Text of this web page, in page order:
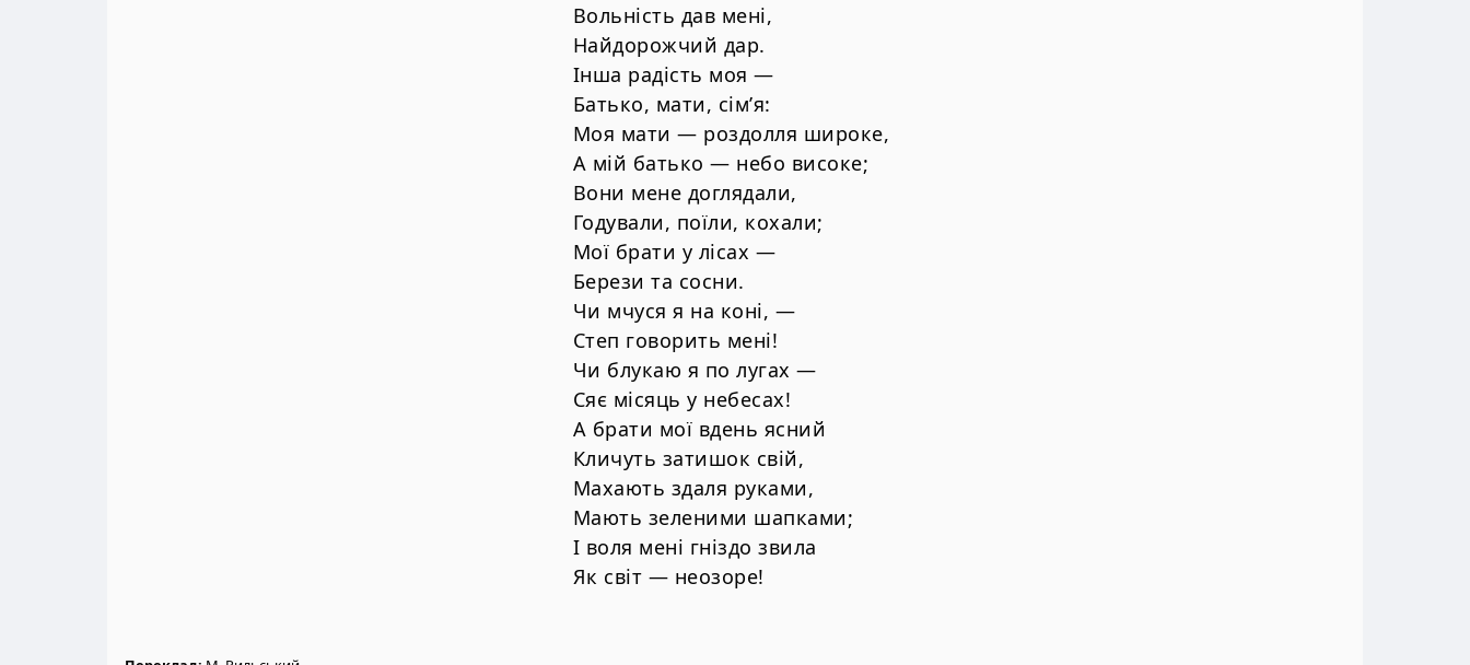
Вольність дав мені,
Найдорожчий дар.
Інша радість моя —
Батько, мати, сім’я:
Моя мати — роздолля широке,
А мій батько — небо високе;
Вони мене доглядали,
Годували, поїли, кохали;
Мої брати у лісах —
Берези та сосни.
Чи мчуся я на коні, —
Степ говорить мені!
Чи блукаю я по лугах —
Сяє місяць у небесах!
А брати мої вдень ясний
Кличуть затишок свій,
Махають здаля руками,
Мають зеленими шапками;
І воля мені гніздо звила
Як світ — неозоре!